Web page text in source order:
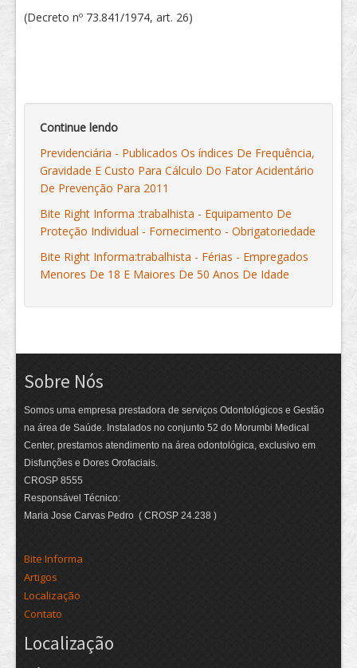
(Decreto nº 73.841/1974, art. 26)
Continue lendo
Previdenciária - Publicados Os índices De Frequência,
Gravidade E Custo Para Cálculo Do Fator Acidentário
De Prevenção Para 2011
Bite Right Informa :trabalhista - Equipamento De
Proteção Individual - Fornecimento - Obrigatoriedade
Bite Right Informa:trabalhista - Férias - Empregados
Menores De 18 E Maiores De 50 Anos De Idade
Sobre Nós
Somos uma empresa prestadora de serviços Odontológicos e Gestão
na área de Saúde. Instalados no conjunto 52 do Morumbi Medical
Center, prestamos atendimento na área odontológica, exclusivo em
Disfunções e Dores Orofaciais.
CROSP 8555
Responsável Técnico:
Maria Jose Carvas Pedro ( CROSP 24.238 )
Bite Informa
Artigos
Localização
Contato
Localização